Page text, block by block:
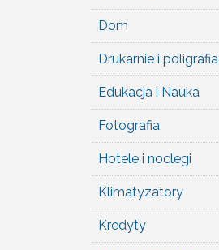
Dom
Drukarnie i poligrafia
Edukacja i Nauka
Fotografia
Hotele i noclegi
Klimatyzatory
Kredyty